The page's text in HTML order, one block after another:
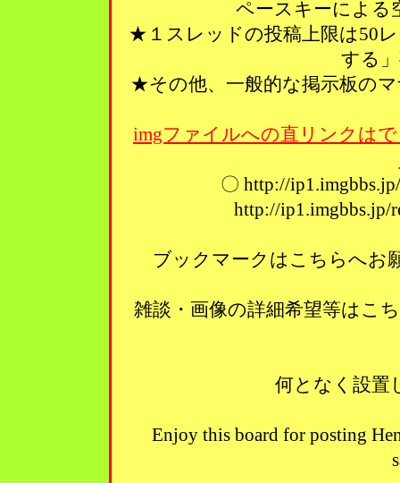
ペースキーによる
★１スレッドの投稿上限は50
する
★その他、一般的な掲示板の
imgファイルへの直リンクは
〇 http://
http://
ブックマークはこちらへ
雑談・画像の詳細希望等は
何となく設
Enjoy this board for posting